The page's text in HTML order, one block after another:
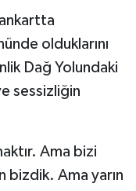
olduklarını
Dağ Yolundaki
sessizliğin
Ama bizi
bizdik. Ama yarın